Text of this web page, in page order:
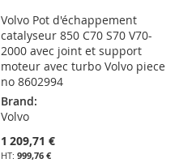
Volvo Pot d'échappement
catalyseur 850 C70 S70 V70-
2000 avec joint et support
moteur avec turbo Volvo piece
no 8602994
Brand:
Volvo
1 209,71 €
999,76 €